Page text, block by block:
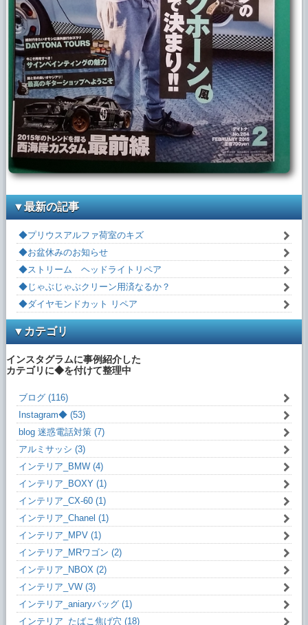
▼最新の記事
◆プリウスアルファ荷室のキズ
◆お盆休みのお知らせ
◆ストリーム ヘッドライトリペア
◆じゃぶじゃぶクリーン用済なるか？
◆ダイヤモンドカット リペア
▼カテゴリ
インスタグラムに事例紹介した
カテゴリに◆を付けて整理中
ブログ (116)
Instagram◆ (53)
blog 迷惑電話対策 (7)
アルミサッシ (3)
インテリア_BMW (4)
インテリア_BOXY (1)
インテリア_CX-60 (1)
インテリア_Chanel (1)
インテリア_MPV (1)
インテリア_MRワゴン (2)
インテリア_NBOX (2)
インテリア_VW (3)
インテリア_aniaryバッグ (1)
インテリア_たばこ焦げ穴 (18)